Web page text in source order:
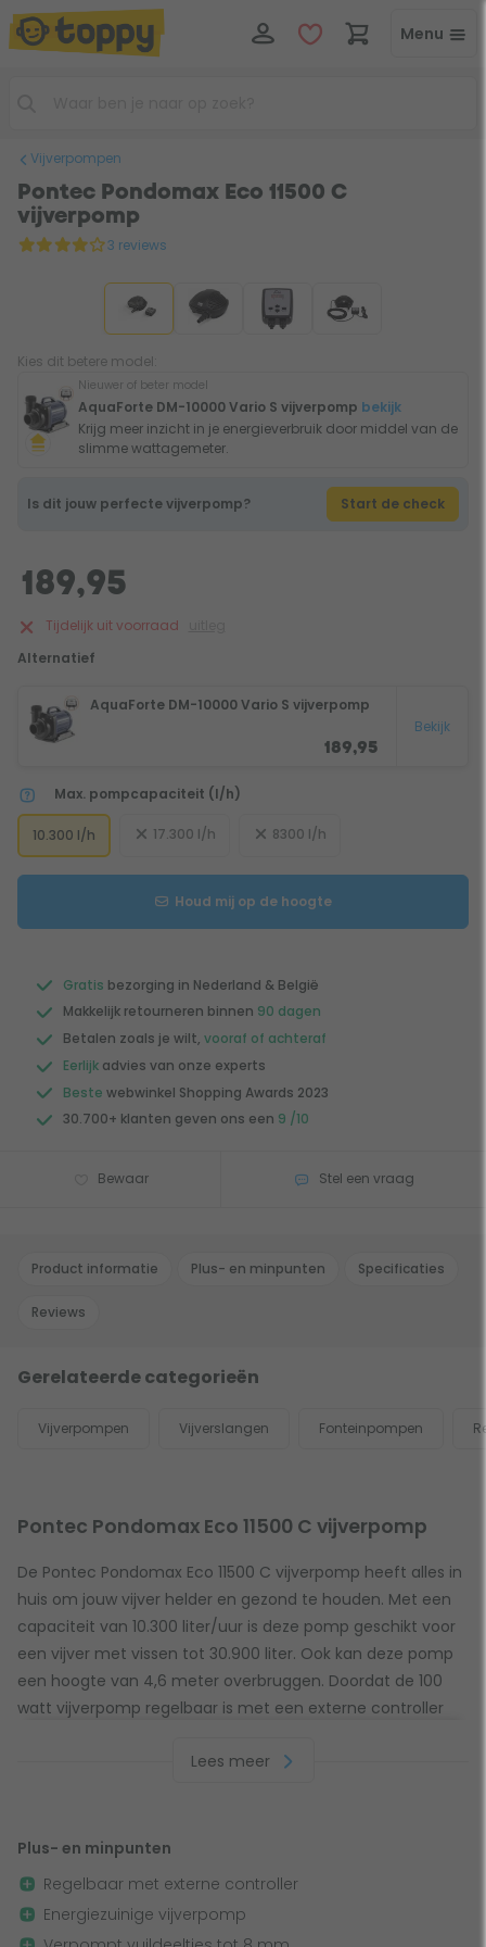
Menu
Vijverpompen
Pontec Pondomax Eco 11500 C
vijverpomp
3 reviews
Kies dit betere model:
Nieuwer of beter model
AquaForte DM-10000 Vario S vijverpomp bekijk
Krijg meer inzicht in je energieverbruik door middel van de
slimme wattagemeter.
Is dit jouw perfecte vijverpomp? Start de check
189,95
Tijdelijk uit voorraad
Alternatief
AquaForte DM-10000 Vario S vijverpomp
189,95
Bekijk
Max. pompcapaciteit (l/h)
10.300 l/h 17.300 l/h 8300 l/h
Houd mij op de hoogte
Gratis bezorging in Nederland & België
Makkelijk retourneren binnen 90 dagen
Betalen zoals je wilt, vooraf of achteraf
Eerlijk advies van onze experts
Beste webwinkel Shopping Awards 2023
30.700+ klanten geven ons een 9 /10
Bewaar Stel een vraag
Product informatie Plus- en minpunten Specificaties
Reviews
Gerelateerde categorieën
Vijverpompen Vijverslangen Fonteinpompen
Pontec Pondomax Eco 11500 C vijverpomp
De Pontec Pondomax Eco 11500 C vijverpomp heeft alles in
huis om jouw vijver helder en gezond te houden. Met een
capaciteit van 10.300 liter/uur is deze pomp geschikt voor
een vijver met vissen tot 30.900 liter. Ook kan deze pomp
een hoogte van 4,6 meter overbruggen. Doordat de 100
watt vijverpomp regelbaar is met een externe controller
je ook nog eens besparen op je energieverbruik.
het vermogen kunt instellen op het gewenste niveau. De
controller plaats je op een droge plaats buiten de vijver,
Lees meer
Plus- en minpunten
Regelbaar met externe controller
Energiezuinige vijverpomp